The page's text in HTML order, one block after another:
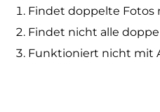
Findet doppelte Fotos
Findet nicht alle
Funktioniert nicht mit